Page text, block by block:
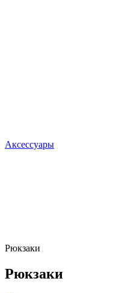
Аксессуары
Рюкзаки
Рюкзаки